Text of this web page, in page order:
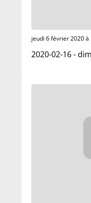
jeudi 6 février 2020 à
2020-02-16 -